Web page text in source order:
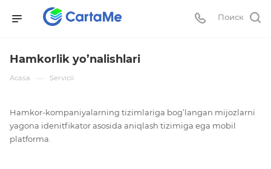
Поиск
Hamkorlik yo’nalishlari
Acasa — Servicii
Hamkor-kompaniyalarning tizimlariga bog’langan mijozlarni
yagona idenitfikator asosida aniqlash tizimiga ega mobil
platforma.